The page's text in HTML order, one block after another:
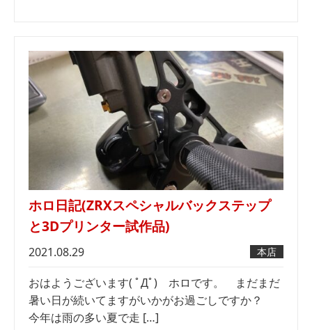
ホロ日記(ZRXスペシャルバックステップ
と3Dプリンター試作品)
2021.08.29 本店
おはようございます( ﾟДﾟ) ホロです。 まだまだ
暑い日が続いてますがいかがお過ごしですか？
今年は雨の多い夏で走 […]